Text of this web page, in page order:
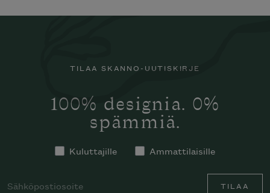
TILAA SKANNO-UUTISKIRJE
100% designia. 0%
spämmiä.
Kuluttajille Ammattilaisille
TILAA